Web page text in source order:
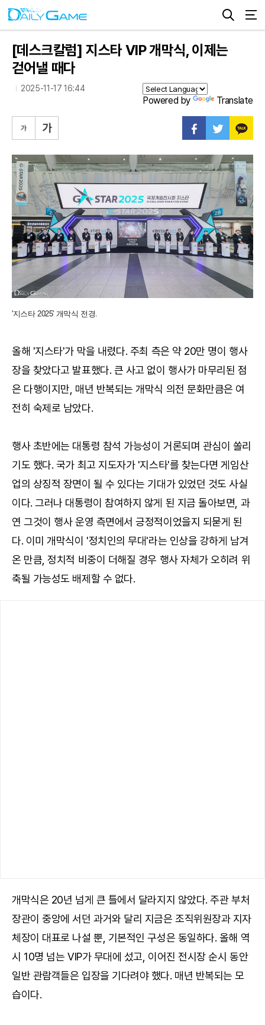
[데스크칼럼] 지스타 VIP 개막식, 이제는
걷어낼 때다
2025-11-17 16:44
Powered by Translate
'지스타 2025' 개막식 전경.
올해 '지스타'가 막을 내렸다. 주최 측은 약 20만 명이 행사
장을 찾았다고 발표했다. 큰 사고 없이 행사가 마무리된 점
은 다행이지만, 매년 반복되는 개막식 의전 문화만큼은 여
전히 숙제로 남았다.
행사 초반에는 대통령 참석 가능성이 거론되며 관심이 쏠리
기도 했다. 국가 최고 지도자가 '지스타'를 찾는다면 게임산
업의 상징적 장면이 될 수 있다는 기대가 있었던 것도 사실
이다. 그러나 대통령이 참여하지 않게 된 지금 돌아보면, 과
연 그것이 행사 운영 측면에서 긍정적이었을지 되묻게 된
다. 이미 개막식이 '정치인의 무대'라는 인상을 강하게 남겨
온 만큼, 정치적 비중이 더해질 경우 행사 자체가 오히려 위
축될 가능성도 배제할 수 없다.
개막식은 20년 넘게 큰 틀에서 달라지지 않았다. 주관 부처
장관이 중앙에 서던 과거와 달리 지금은 조직위원장과 지자
체장이 대표로 나설 뿐, 기본적인 구성은 동일하다. 올해 역
시 10명 넘는 VIP가 무대에 섰고, 이어진 전시장 순시 동안
일반 관람객들은 입장을 기다려야 했다. 매년 반복되는 모
습이다.